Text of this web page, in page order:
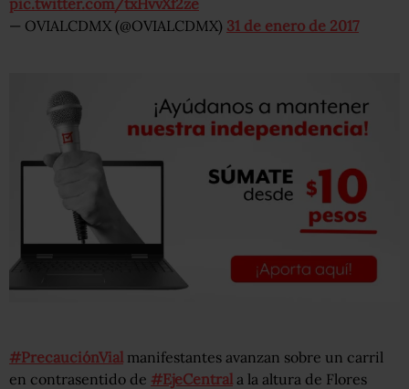
pic.twitter.com/txHvvXf2ze
— OVIALCDMX (@OVIALCDMX) 31 de enero de 2017
#PrecauciónVial manifestantes avanzan sobre un carril
en contrasentido de #EjeCentral a la altura de Flores